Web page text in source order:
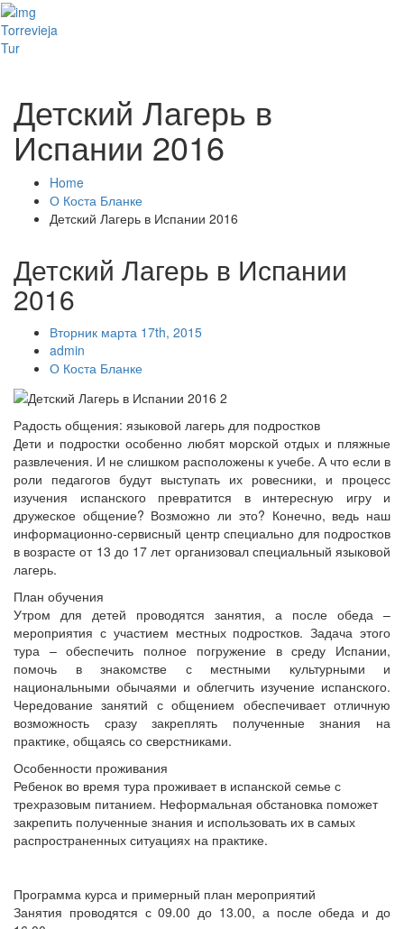
Torrevieja
Tur
Детский Лагерь в
Испании 2016
Home
О Коста Бланке
Детский Лагерь в Испании 2016
Детский Лагерь в Испании
2016
Вторник марта 17th, 2015
admin
О Коста Бланке
Радость общения: языковой лагерь для подростков
Дети и подростки особенно любят морской отдых и пляжные
развлечения. И не слишком расположены к учебе. А что если в
роли педагогов будут выступать их ровесники, и процесс
изучения испанского превратится в интересную игру и
дружеское общение? Возможно ли это? Конечно, ведь наш
информационно-сервисный центр специально для подростков
в возрасте от 13 до 17 лет организовал специальный языковой
лагерь.
План обучения
Утром для детей проводятся занятия, а после обеда –
мероприятия с участием местных подростков. Задача этого
тура – обеспечить полное погружение в среду Испании,
помочь в знакомстве с местными культурными и
национальными обычаями и облегчить изучение испанского.
Чередование занятий с общением обеспечивает отличную
возможность сразу закреплять полученные знания на
практике, общаясь со сверстниками.
Особенности проживания
Ребенок во время тура проживает в испанской семье с
трехразовым питанием. Неформальная обстановка поможет
закрепить полученные знания и использовать их в самых
распространенных ситуациях на практике.
Программа курса и примерный план мероприятий
Занятия проводятся с 09.00 до 13.00, а после обеда и до